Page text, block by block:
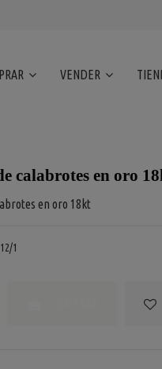
VENDER
calabrotes en oro
en oro 18kt
1